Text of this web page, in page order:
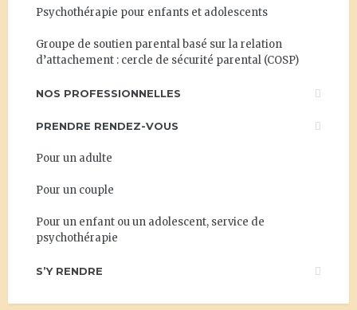
Psychothérapie pour enfants et adolescents
Groupe de soutien parental basé sur la relation
d’attachement : cercle de sécurité parental (COSP)
NOS PROFESSIONNELLES
PRENDRE RENDEZ-VOUS
Pour un adulte
Pour un couple
Pour un enfant ou un adolescent, service de
psychothérapie
S’Y RENDRE